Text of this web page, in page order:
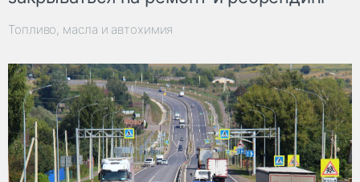
Топливо, масла и автохимия